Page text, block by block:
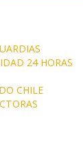
24 HORAS
CHILE